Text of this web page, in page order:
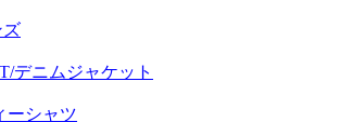
ズ
デニムジャケット
ーシャツ